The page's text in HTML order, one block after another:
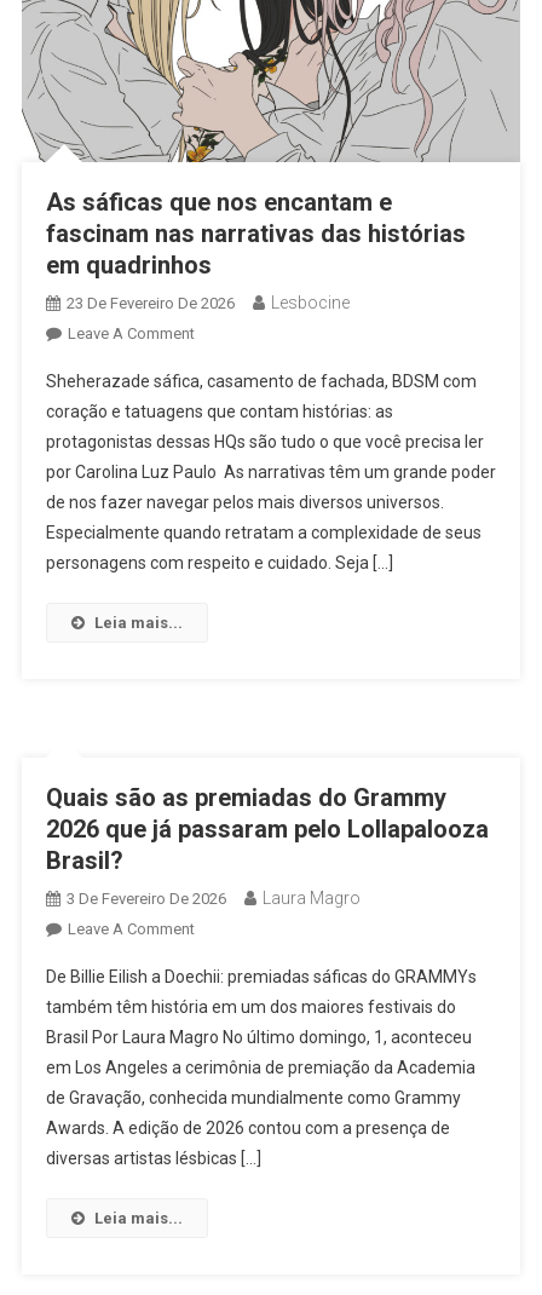
As sáficas que nos encantam e
fascinam nas narrativas das histórias
em quadrinhos
23 De Fevereiro De 2026 Lesbocine
Leave A CommentOn
Sáficas
Que
Nos
Encantam
E
Fascinam
Nas
Sheherazade sáfica, casamento de fachada, BDSM com
coração e tatuagens que contam histórias: as
protagonistas dessas HQs são tudo o que você precisa ler
por Carolina Luz Paulo As narrativas têm um grande poder
de nos fazer navegar pelos mais diversos universos.
Especialmente quando retratam a complexidade de seus
personagens com respeito e cuidado. Seja […]
Leia mais...
Quais são as premiadas do Grammy
2026 que já passaram pelo Lollapalooza
Brasil?
3 De Fevereiro De 2026 Laura Magro
Leave A CommentOn
São
As
Premiadas
Do
Grammy
2026
Que
De Billie Eilish a Doechii: premiadas sáficas do GRAMMYs
também têm história em um dos maiores festivais do
Brasil Por Laura Magro No último domingo, 1, aconteceu
em Los Angeles a cerimônia de premiação da Academia
de Gravação, conhecida mundialmente como Grammy
Awards. A edição de 2026 contou com a presença de
diversas artistas lésbicas […]
Leia mais...